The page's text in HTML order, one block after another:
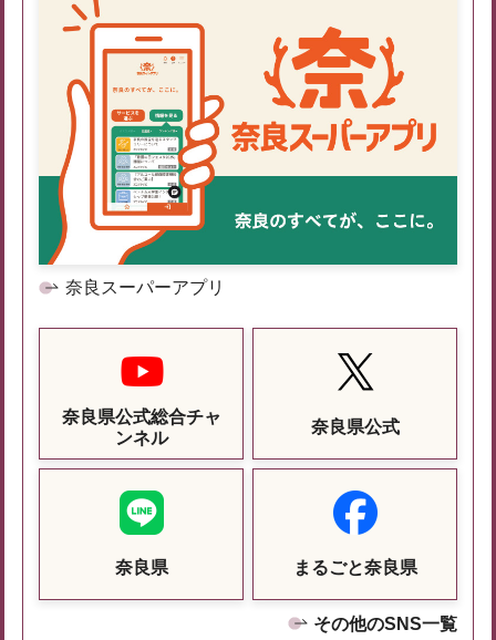
奈良スーパーアプリ
奈良県公式総合チャ
ンネル
奈良県公式
奈良県 まるごと奈良県
その他のSNS一覧